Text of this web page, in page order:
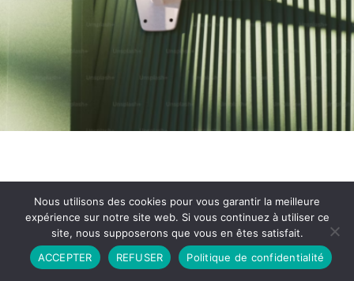
Partenariat Contact
Politique de Confidentialité
CGU
Copyright © 2026 - Propulsé par DIEUDUDIABLE
Nous utilisons des cookies pour vous garantir la meilleure
expérience sur notre site web. Si vous continuez à utiliser ce
site, nous supposerons que vous en êtes satisfait.
ACCEPTER
REFUSER Politique de confidentialité